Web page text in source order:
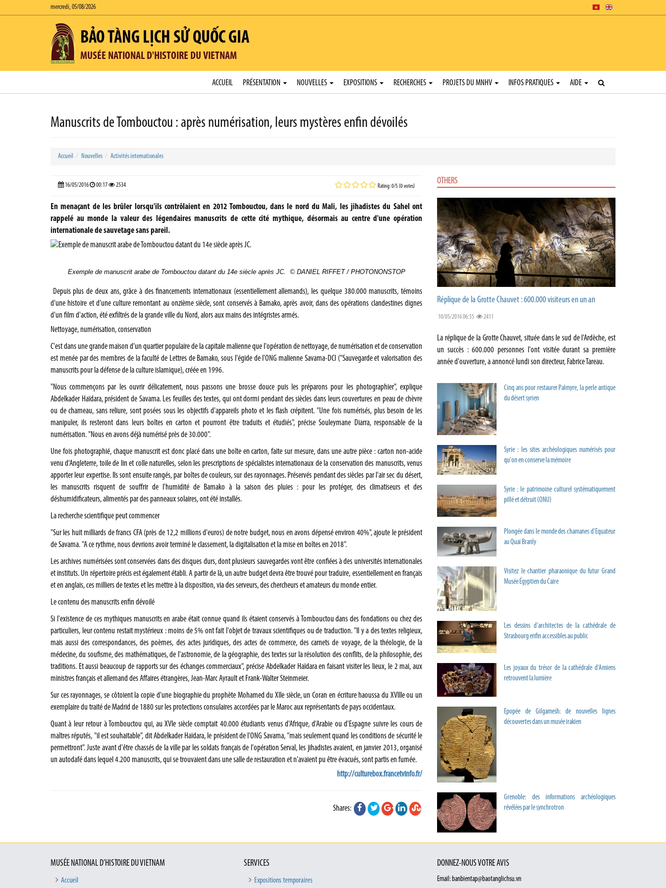
mercredi, 05/08/2026
BẢO TÀNG LỊCH SỬ QUỐC GIA
MUSÉE NATIONAL D'HISTOIRE DU VIETNAM
ACCUEIL PRÉSENTATION NOUVELLES EXPOSITIONS RECHERCHES PROJETS DU MNHV INFOS PRATIQUES AIDE
Manuscrits de Tombouctou : après numérisation, leurs mystères enfin dévoilés
Accueil Nouvelles Activités internationales
16/05/2016 00:17 2534 Rating: 0/5 (0 votes)
En menaçant de les brûler lorsqu'ils contrôlaient en 2012 Tombouctou, dans le nord du Mali, les jihadistes du Sahel ont
rappelé au monde la valeur des légendaires manuscrits de cette cité mythique, désormais au centre d'une opération
internationale de sauvetage sans pareil.
Exemple de manuscrit arabe de Tombouctou datant du 14e siècle après JC. © DANIEL RIFFET / PHOTONONSTOP
Depuis plus de deux ans, grâce à des financements internationaux (essentiellement allemands), les quelque 380.000 manuscrits, témoins
d'une histoire et d'une culture remontant au onzième siècle, sont conservés à Bamako, après avoir, dans des opérations clandestines dignes
d'un film d'action, été exfiltrés de la grande ville du Nord, alors aux mains des intégristes armés.
Nettoyage, numérisation, conservation
C'est dans une grande maison d'un quartier populaire de la capitale malienne que l'opération de nettoyage, de numérisation et de conservation
est menée par des membres de la faculté de Lettres de Bamako, sous l'égide de l'ONG malienne Savama-DCI ("Sauvegarde et valorisation des
manuscrits pour la défense de la culture islamique), créée en 1996.
"Nous commençons par les ouvrir délicatement, nous passons une brosse douce puis les préparons pour les photographier", explique
Abdelkader Haïdara, président de Savama. Les feuilles des textes, qui ont dormi pendant des siècles dans leurs couvertures en peau de chèvre
ou de chameau, sans reliure, sont posées sous les objectifs d'appareils photo et les flash crépitent. "Une fois numérisés, plus besoin de les
manipuler, ils resteront dans leurs boîtes en carton et pourront être traduits et étudiés", précise Souleymane Diarra, responsable de la
numérisation. "Nous en avons déjà numérisé près de 30.000".
Une fois photographié, chaque manuscrit est donc placé dans une boîte en carton, faite sur mesure, dans une autre pièce : carton non-acide
venu d'Angleterre, toile de lin et colle naturelles, selon les prescriptions de spécialistes internationaux de la conservation des manuscrits, venus
apporter leur expertise. Ils sont ensuite rangés, par boîtes de couleurs, sur des rayonnages. Préservés pendant des siècles par l'air sec du désert,
les manuscrits risquent de souffrir de l'humidité de Bamako à la saison des pluies : pour les protéger, des climatiseurs et des
déshumidificateurs, alimentés par des panneaux solaires, ont été installés.
La recherche scientifique peut commencer
"Sur les huit milliards de francs CFA (près de 12,2 millions d'euros) de notre budget, nous en avons dépensé environ 40%", ajoute le président
de Savama. "A ce rythme, nous devrions avoir terminé le classement, la digitalisation et la mise en boîtes en 2018".
Les archives numérisées sont conservées dans des disques durs, dont plusieurs sauvegardes vont être confiées à des universités internationales
et instituts. Un répertoire précis est également établi. A partir de là, un autre budget devra être trouvé pour traduire, essentiellement en français
et en anglais, ces milliers de textes et les mettre à la disposition, via des serveurs, des chercheurs et amateurs du monde entier.
Le contenu des manuscrits enfin dévoilé
Si l'existence de ces mythiques manuscrits en arabe était connue quand ils étaient conservés à Tombouctou dans des fondations ou chez des
particuliers, leur contenu restait mystérieux : moins de 5% ont fait l'objet de travaux scientifiques ou de traduction. "Il y a des textes religieux,
mais aussi des correspondances, des poèmes, des actes juridiques, des actes de commerce, des carnets de voyage, de la théologie, de la
médecine, du soufisme, des mathématiques, de l'astronomie, de la géographie, des textes sur la résolution des conflits, de la philosophie, des
traditions. Et aussi beaucoup de rapports sur des échanges commerciaux", précise Abdelkader Haïdara en faisant visiter les lieux, le 2 mai, aux
ministres français et allemand des Affaires étrangères, Jean-Marc Ayrault et Frank-Walter Steinmeier.
Sur ces rayonnages, se côtoient la copie d'une biographie du prophète Mohamed du XIIe siècle, un Coran en écriture haoussa du XVIIIe ou un
exemplaire du traité de Madrid de 1880 sur les protections consulaires accordées par le Maroc aux représentants de pays occidentaux.
Quant à leur retour à Tombouctou qui, au XVIe siècle comptait 40.000 étudiants venus d'Afrique, d'Arabie ou d'Espagne suivre les cours de
maîtres réputés, "il est souhaitable", dit Abdelkader Haïdara, le président de l'ONG Savama, "mais seulement quand les conditions de sécurité le
permettront". Juste avant d'être chassés de la ville par les soldats français de l'opération Serval, les jihadistes avaient, en janvier 2013, organisé
un autodafé dans lequel 4.200 manuscrits, qui se trouvaient dans une salle de restauration et n'avaient pu être évacués, sont partis en fumée.
http://culturebox.francetvinfo.fr/
Shares:
OTHERS
Réplique de la Grotte Chauvet : 600.000 visiteurs en un an
10/05/2016 06:55 2411
La réplique de la Grotte Chauvet, située dans le sud de l'Ardèche, est
un succès : 600.000 personnes l'ont visitée durant sa première
année d'ouverture, a annoncé lundi son directeur, Fabrice Tareau.
Cinq ans pour restaurer Palmyre, la perle antique
du désert syrien
Syrie : les sites archéologiques numérisés pour
qu'on en conserve la mémoire
Syrie : le patrimoine culturel systématiquement
pillé et détruit (ONU)
Plongée dans le monde des chamanes d'Equateur
au Quai Branly
Visitez le chantier pharaonique du futur Grand
Musée Égyptien du Caire
Les dessins d'architectes de la cathédrale de
Strasbourg enfin accessibles au public
Les joyaux du trésor de la cathédrale d'Amiens
retrouvent la lumière
Epopée de Gilgamesh: de nouvelles lignes
découvertes dans un musée irakien
Grenoble: des informations archéologiques
révélées par le synchrotron
MUSÉE NATIONAL D’HISTOIRE DU VIETNAM
Accueil
SERVICES
Expositions temporaires
DONNEZ-NOUS VOTRE AVIS
Email: banbientap@baotanglichsu.vn